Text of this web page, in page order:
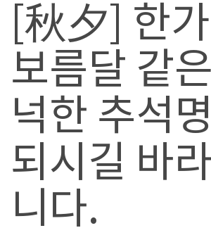
[秋夕] 한가
보름달 같
넉한 추석
되시길 바
니다.